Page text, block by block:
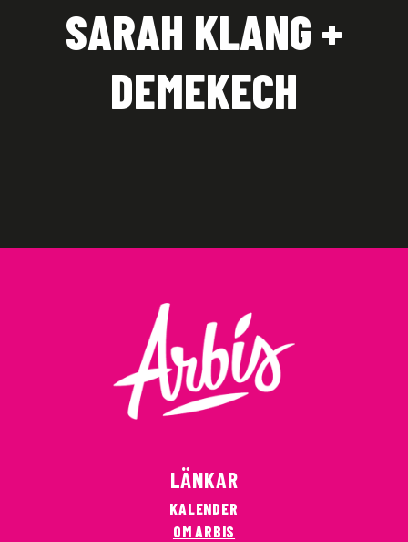
SARAH KLANG +
DEMEKECH
LÄNKAR
KALENDER
OM ARBIS